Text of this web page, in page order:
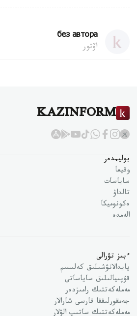
без автора
اۆتور
KAZINFORM
بوليمدەر
وقيعا
ساياسات
تالداۋ
ەكونوميكا
الەمدە
ءبىز تۋرالى
پايدالانۋشىلىق كەلىسىم
قۇپىيالىلىق ساياساتى
مەملەكەتتىك رامىزدەر
جەمقورلىققا قارسى شارالار
مەملەكەتتىك ساتىپ الۋلار